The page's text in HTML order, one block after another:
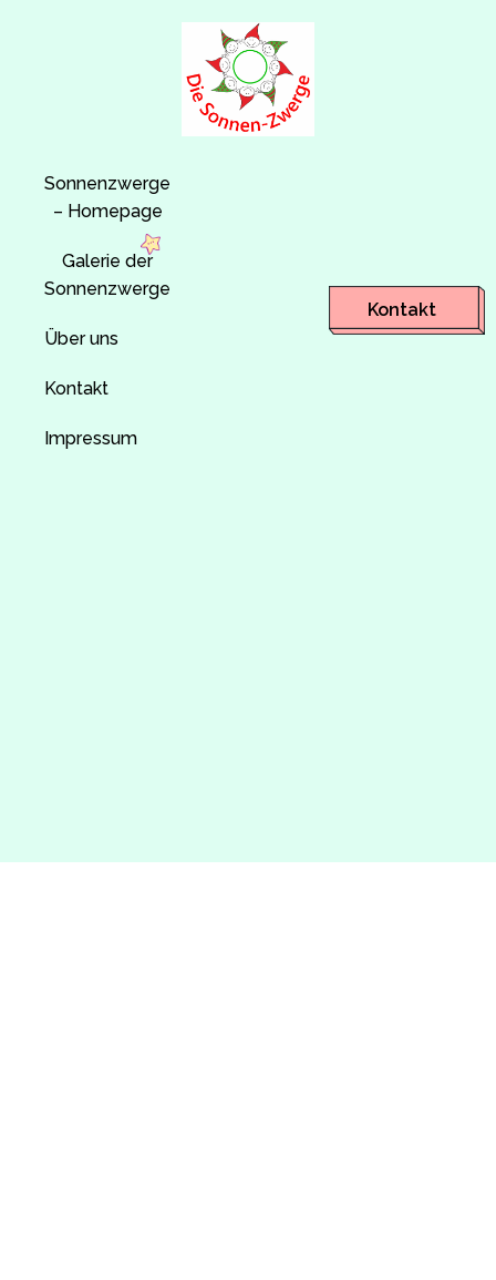
Sonnenzwerge
– Homepage
Galerie der
Sonnenzwerge
Über uns
Kontakt
Impressum
Kontakt